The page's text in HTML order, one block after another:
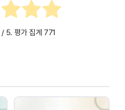
/ 5. 평가 집계 771